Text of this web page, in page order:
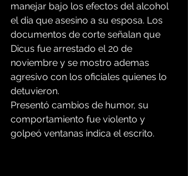
manejar bajo los efectos del alcohol
el dia que asesino a su esposa. Los
documentos de corte señalan que
Dicus fue arrestado el 20 de
noviembre y se mostro ademas
agresivo con los oficiales quienes lo
detuvieron.
Presentó cambios de humor, su
comportamiento fue violento y
golpeó ventanas indica el escrito.